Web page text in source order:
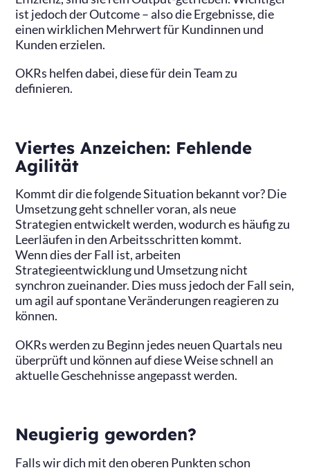
ist jedoch der Outcome – also die Ergebnisse, die
einen wirklichen Mehrwert für Kundinnen und
Kunden erzielen.
OKRs helfen dabei, diese für dein Team zu
definieren.
Viertes Anzeichen: Fehlende
Agilität
Kommt dir die folgende Situation bekannt vor? Die
Umsetzung geht schneller voran, als neue
Strategien entwickelt werden, wodurch es häufig zu
Leerläufen in den Arbeitsschritten kommt.
Wenn dies der Fall ist, arbeiten
Strategieentwicklung und Umsetzung nicht
synchron zueinander. Dies muss jedoch der Fall sein,
um agil auf spontane Veränderungen reagieren zu
können.
OKRs werden zu Beginn jedes neuen Quartals neu
überprüft und können auf diese Weise schnell an
aktuelle Geschehnisse angepasst werden.
Neugierig geworden?
Falls wir dich mit den oberen Punkten schon